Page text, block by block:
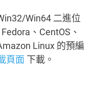
Win64 二進位
、CentOS、
Linux 的預編
頁面 下載。